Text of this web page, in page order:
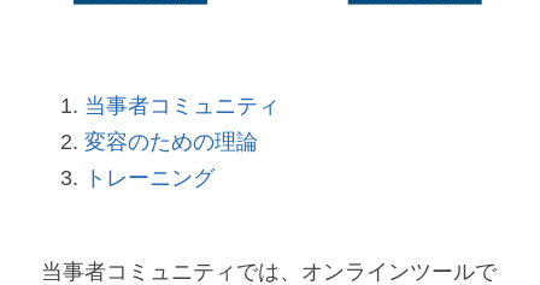
当事者コミュニティ
変容のための理論
トレーニング
当事者コミュニティでは、オンラインツールで